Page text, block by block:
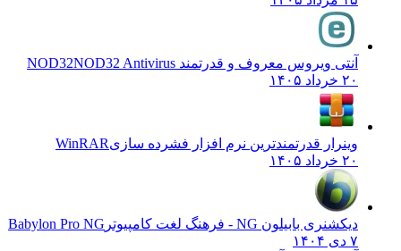
آنتی ویروس معروف و قدرتمند NOD32 NOD32 Antivirus
وینرار قدرتمندترین نرم افزار فشرده سازیWinRAR
دیکشنری بابیلون NG - فرهنگ لغت کامپیوتر
Babylon Pro NG